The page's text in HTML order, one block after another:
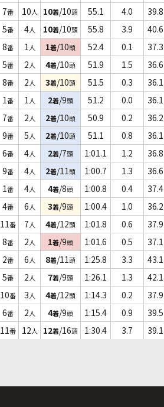
7番 10人 10着/10頭 55.1 4.0 39.8
5番 4人 10着/10頭 55.8 3.9 40.6
8番 1人 1着/10頭 52.4 0.1 37.3
5番 2人 4着/10頭 51.9 1.5 36.6
8番 2人 3着/10頭 51.5 0.3 36.1
1番 1人 2着/9頭 51.2 0.0 36.1
7番 2人 2着/10頭 50.9 0.2 36.2
9番 5人 2着/10頭 51.1 0.8 36.1
6番 4人 2着/7頭 1:01.1 1.2 36.8
9番 4人 2着/11頭 1:00.7 1.3 36.6
1番 4人 4着/8頭 1:00.8 0.4 37.4
4番 6人 3着/9頭 1:00.4 1.0 36.2
11番 7人 4着/12頭 1:01.8 0.6 37.9
8番 2人 1着/9頭 1:01.6 0.5 37.1
2番 6人 8着/11頭 1:25.8 3.3 43.1
5番 2人 7着/9頭 1:26.1 1.3 42.1
10番 3人 4着/12頭 1:14.3 0.2 37.9
6番 2人 4着/9頭 1:15.4 0.9 39.5
11番 12人 12着/16頭 1:30.4 3.7 39.1